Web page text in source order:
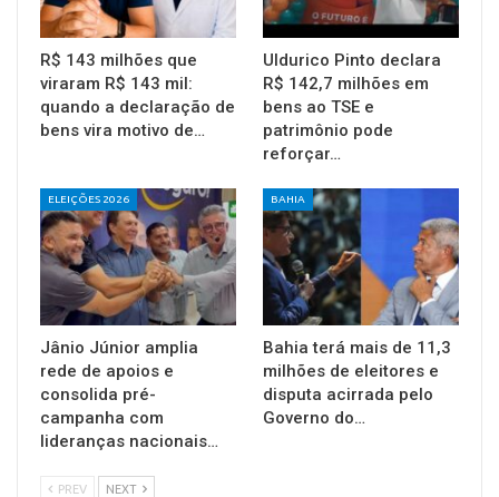
R$ 143 milhões que
viraram R$ 143 mil:
quando a declaração de
bens vira motivo de…
Uldurico Pinto declara
R$ 142,7 milhões em
bens ao TSE e
patrimônio pode
reforçar…
ELEIÇÕES 2026
Jânio Júnior amplia
rede de apoios e
consolida pré-
campanha com
lideranças nacionais…
BAHIA
Bahia terá mais de 11,3
milhões de eleitores e
disputa acirrada pelo
Governo do…
PREV NEXT